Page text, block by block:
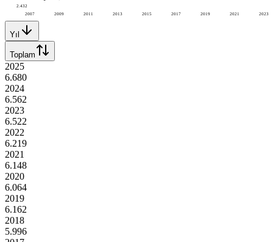
2007 2009 2011 2013 2015 2017 2019 2021 2023
2.432
Yıl
Toplam
2025
6.680
2024
6.562
2023
6.522
2022
6.219
2021
6.148
2020
6.064
2019
6.162
2018
5.996